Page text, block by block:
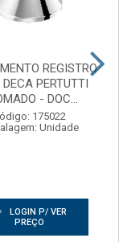
REGISTRO
PERTUTTI
- DOC...
175022
Unidade
LOGIN P/ VER
PREÇO